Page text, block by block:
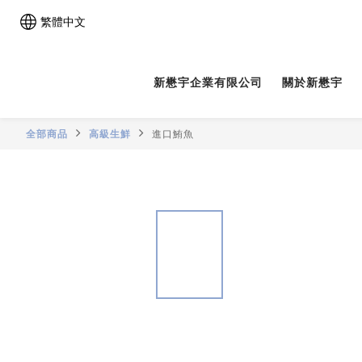
繁體中文
新懋宇企業有限公司 關於新懋宇
全部商品 高級生鮮 進口鮪魚